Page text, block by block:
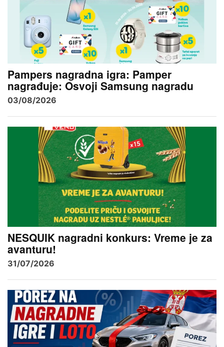
Pampers nagradna igra: Pamper
nagrađuje: Osvoji Samsung nagradu
03/08/2026
NESQUIK nagradni konkurs: Vreme je za
avanturu!
31/07/2026